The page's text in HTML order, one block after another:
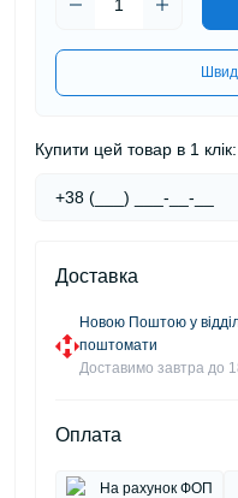
Купити цей товар в 1 клік:
Доставка
Новою Поштою у
поштомати
Доставимо завтра до
Оплата
На рахунок ФОП